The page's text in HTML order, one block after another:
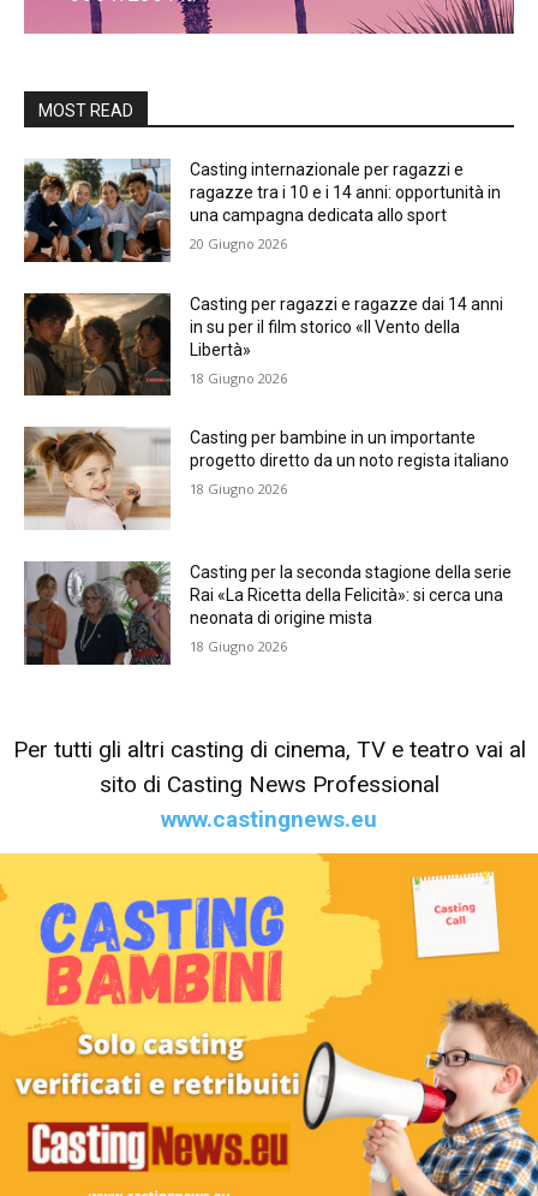
MOST READ
Casting internazionale per ragazzi e
ragazze tra i 10 e i 14 anni: opportunità in
una campagna dedicata allo sport
20 Giugno 2026
Casting per ragazzi e ragazze dai 14 anni
in su per il film storico «Il Vento della
Libertà»
18 Giugno 2026
Casting per bambine in un importante
progetto diretto da un noto regista italiano
18 Giugno 2026
Casting per la seconda stagione della serie
Rai «La Ricetta della Felicità»: si cerca una
neonata di origine mista
18 Giugno 2026
Per tutti gli altri casting di cinema, TV e teatro vai al
sito di Casting News Professional
www.castingnews.eu